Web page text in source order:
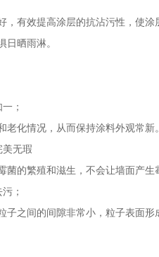
，有效提高涂层的抗沾污性，使
晒雨淋。
；
化情况，从而保持涂料外观常新。
美无瑕
的繁殖和滋生，不会让墙面产生
；
子之间的间隙非常小，粒子表面